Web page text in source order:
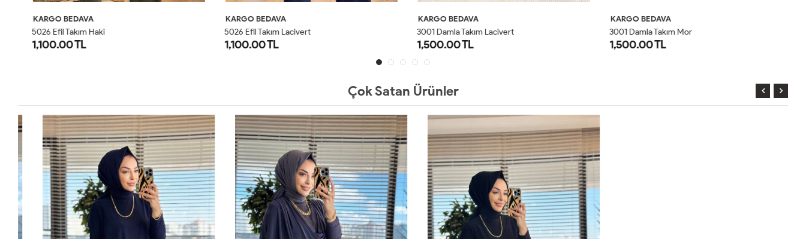
KARGO BEDAVA
5026 Efil Takım Haki
1,100.00 TL
KARGO BEDAVA
5026 Efil Takım Lacivert
1,100.00 TL
KARGO BEDAVA
3001 Damla Takım Lacivert
1,500.00 TL
KARGO BEDAVA
3001 Damla Takım Mor
1,500.00 TL
Çok Satan Ürünler